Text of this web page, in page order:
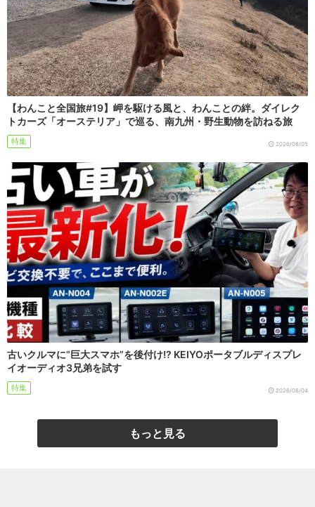
【わんこと全国旅#19】岬を駆ける風と、わんことの絆。ダイレク
トカーズ「オーステリア」で巡る、南九州・野生動物を訪ねる旅
特集 2026/08/05
古いクルマに“巨大スマホ”を後付け!? KEIYOポータブルディスプレ
イオーディオ3兄弟を試す
特集 2026/08/04
もっと見る